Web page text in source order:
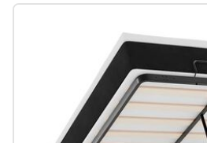
#sharemevidaxl